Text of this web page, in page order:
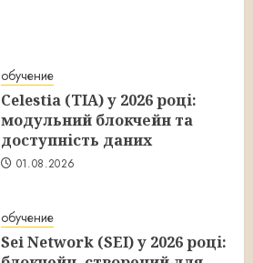
обучение
Celestia (TIA) у 2026 році:
модульний блокчейн та
доступність даних
01.08.2026
обучение
Sei Network (SEI) у 2026 році: